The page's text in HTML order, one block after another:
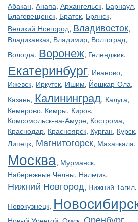
Абакан, Анапа, Архангельск, Барнаул,
Благовещенск, Братск, Брянск,
Великий Новгород, Владивосток,
Владикавказ, Владимир, Волгоград,
Вологда, Воронеж, Геленджик,
Екатеринбург, Иваново,
Ижевск, Иркутск, Ишим, Йошкар-Ола,
Казань, Калининград, Калуга,
Кемерово, Кимры, Киров,
Комсомольск-на-Амуре, Кострома,
Краснодар, Красноярск, Курган, Курск,
Липецк, Магнитогорск, Махачкала,
Москва, Мурманск,
Набережные Челны, Нальчик,
Нижний Новгород, Нижний Тагил,
Новокузнецк,